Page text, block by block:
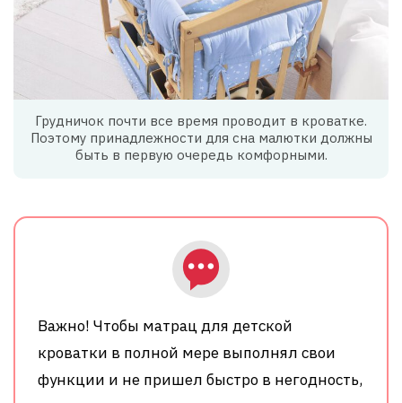
Грудничок почти все время проводит в кроватке.
Поэтому принадлежности для сна малютки должны
быть в первую очередь комфорными.
Важно! Чтобы матрац для детской
кроватки в полной мере выполнял свои
функции и не пришел быстро в негодность,